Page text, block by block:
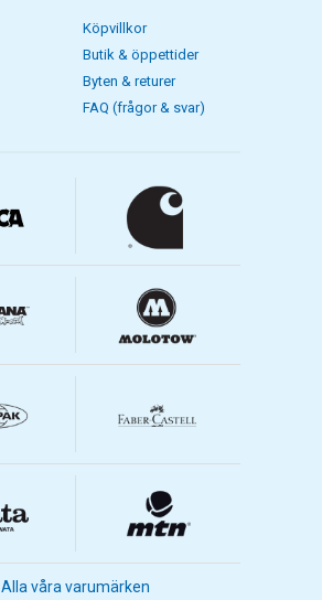
Köpvillkor
Butik & öppettider
Byten & returer
FAQ (frågor & svar)
Alla våra varumärken